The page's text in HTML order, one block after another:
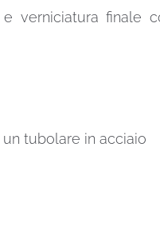
verniciatura finale
tubolare in acciaio